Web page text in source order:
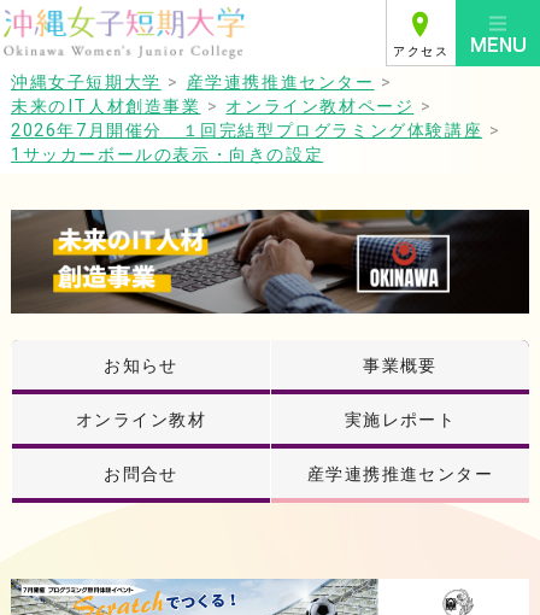
アクセス
沖縄女子短期大学 > 産学連携推進センター >
未来のIT人材創造事業 > オンライン教材ページ >
2026年7月開催分 １回完結型プログラミング体験講座 >
1サッカーボールの表示・向きの設定
お知らせ 事業概要
オンライン教材 実施レポート
お問合せ 産学連携推進センター